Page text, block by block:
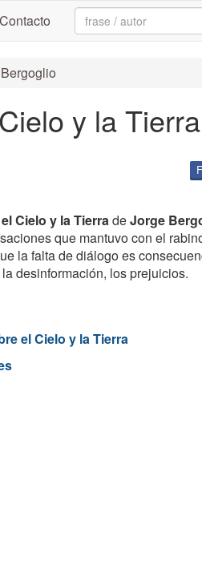
Contacto Search:
y la Tierra
Cielo y la TierradeJorge
que mantuvo con el
la falta de diálogo es
desinformación, los prejuicios.
el Cielo y la Tierra